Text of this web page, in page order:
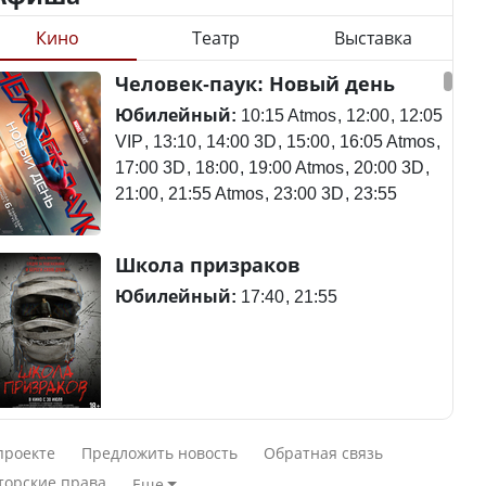
ли представлены
регионов в
төменгі жалақы,
экология: жеті
сайлаушылармен
талқылап жатыр?
зарплата,
говорят с
Станет ли
метапневмовирус
эпидемией, рассказали в
ВОЗ
потерпел крушение в
Южной Корее, погибли
120 человек
Актау: Путин принес
Кино Театр Выставка
Человек-паук: Новый день
Юбилейный: 10:15 Atmos 12:00 12:05
VIP 13:10 14:00 3D 15:00 16:05 Atmos
17:00 3D 18:00 19:00 Atmos 20:00 3D
21:00 21:55 Atmos 23:00 3D 23:55
Школа призраков
Юбилейный: 17:40 21:55
Смешарики сквозь вселенные
Юбилейный:
Предложить новость
Обратная связь